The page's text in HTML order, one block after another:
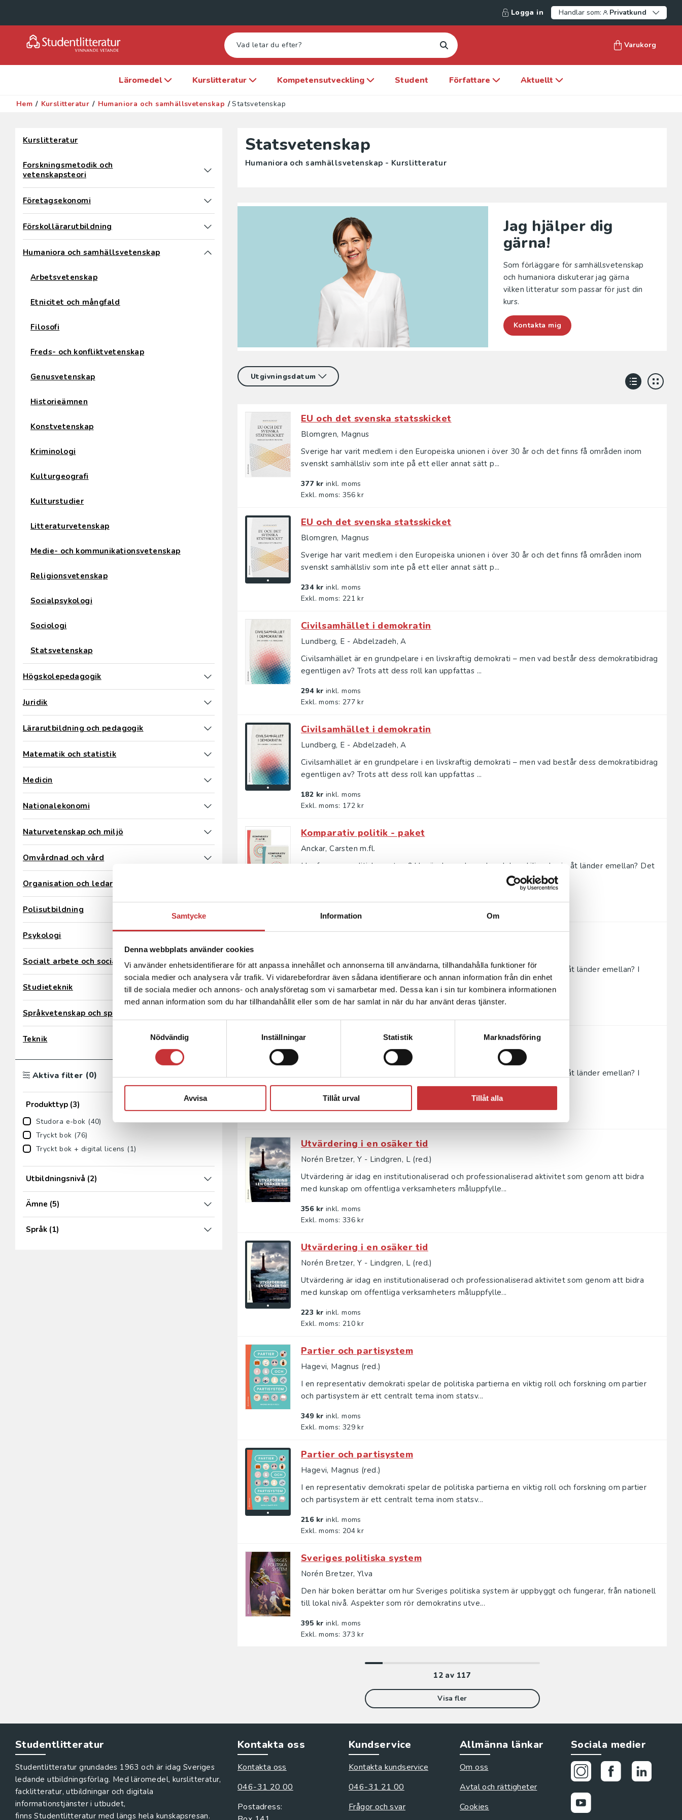
Samtycke Information Om
Denna webbplats använder cookies
Vi använder enhetsidentifierare för att anpassa innehållet och annonserna till användarna, tillhandahålla funktioner för
sociala medier och analysera vår trafik. Vi vidarebefordrar även sådana identifierare och annan information från din enhet
till de sociala medier och annons- och analysföretag som vi samarbetar med. Dessa kan i sin tur kombinera informationen
med annan information som du har tillhandahållit eller som de har samlat in när du har använt deras tjänster.
Samtyckesval
Nödvändig
Inställningar Statistik Marknadsföring
Avvisa Tillåt urval Tillåt alla
Logga in Handlar som: Privatkund
Varukorg
Läromedel Kurslitteratur Kompetensutveckling Student Författare Aktuellt
Hem / Kurslitteratur / Humaniora och samhällsvetenskap / Statsvetenskap
Kurslitteratur
Forskningsmetodik och
vetenskapsteori
Företagsekonomi
Förskollärarutbildning
Humaniora och samhällsvetenskap
Arbetsvetenskap
Etnicitet och mångfald
Filosofi
Freds- och konfliktvetenskap
Genusvetenskap
Historieämnen
Konstvetenskap
Kriminologi
Kulturgeografi
Kulturstudier
Litteraturvetenskap
Medie- och kommunikationsvetenskap
Religionsvetenskap
Socialpsykologi
Sociologi
Statsvetenskap
Högskolepedagogik
Juridik
Lärarutbildning och pedagogik
Matematik och statistik
Medicin
Nationalekonomi
Naturvetenskap och miljö
Omvårdnad och vård
Organisation och ledarskap
Polisutbildning
Psykologi
Socialt arbete och social omsorg
Studieteknik
Språkvetenskap och språkdidaktik
Teknik
Aktiva filter (0)
Produkttyp (3)
Studora e-bok (40)
Tryckt bok (76)
Tryckt bok + digital licens (1)
Utbildningsnivå (2)
Ämne (5)
Språk (1)
Statsvetenskap
Humaniora och samhällsvetenskap - Kurslitteratur
Jag hjälper dig
gärna!
Som förläggare för samhällsvetenskap
och humaniora diskuterar jag gärna
vilken litteratur som passar för just din
kurs.
Kontakta mig
EU och det svenska statsskicket
Blomgren, Magnus
Sverige har varit medlem i den Europeiska unionen i över 30 år och det finns få områden inom
svenskt samhällsliv som inte på ett eller annat sätt p...
377 kr inkl. moms
Exkl. moms: 356 kr
EU och det svenska statsskicket
Blomgren, Magnus
Sverige har varit medlem i den Europeiska unionen i över 30 år och det finns få områden inom
svenskt samhällsliv som inte på ett eller annat sätt p...
234 kr inkl. moms
Exkl. moms: 221 kr
Civilsamhället i demokratin
Lundberg, E - Abdelzadeh, A
Civilsamhället är en grundpelare i en livskraftig demokrati – men vad består dess demokratibidrag
egentligen av? Trots att dess roll kan uppfattas ...
294 kr inkl. moms
Exkl. moms: 277 kr
Civilsamhället i demokratin
Lundberg, E - Abdelzadeh, A
Civilsamhället är en grundpelare i en livskraftig demokrati – men vad består dess demokratibidrag
egentligen av? Trots att dess roll kan uppfattas ...
182 kr inkl. moms
Exkl. moms: 172 kr
Komparativ politik - paket
Anckar, Carsten m.fl.
Hur fungerar politiska system? Hur är de uppbyggda och hur skiljer de sig åt länder emellan? Det
Hur fungerar politiska system? Hur är de utformade och hur skiljer de sig åt länder emellan? I
denna bok beskrivs hur politiska system är uppbyggda...
399 krinkl. moms
Komparativ politik
Denk, T - Anckar, C (red.)
Hur fungerar politiska system? Hur är de utformade och hur skiljer de sig åt länder emellan? I
denna bok beskrivs hur politiska system är uppbyggda...
Utvärdering i en osäker tid
Norén Bretzer, Y - Lindgren, L (red.)
Utvärdering är idag en institutionaliserad och professionaliserad aktivitet som genom att bidra
med kunskap om offentliga verksamheters måluppfylle...
356 kr inkl. moms
Exkl. moms: 336 kr
Utvärdering i en osäker tid
Norén Bretzer, Y - Lindgren, L (red.)
Utvärdering är idag en institutionaliserad och professionaliserad aktivitet som genom att bidra
med kunskap om offentliga verksamheters måluppfylle...
223 kr inkl. moms
Exkl. moms: 210 kr
Partier och partisystem
Hagevi, Magnus (red.)
I en representativ demokrati spelar de politiska partierna en viktig roll och forskning om partier
och partisystem är ett centralt tema inom statsv...
349 kr inkl. moms
Exkl. moms: 329 kr
Partier och partisystem
Hagevi, Magnus (red.)
I en representativ demokrati spelar de politiska partierna en viktig roll och forskning om partier
och partisystem är ett centralt tema inom statsv...
216 kr inkl. moms
Exkl. moms: 204 kr
Sveriges politiska system
Norén Bretzer, Ylva
Den här boken berättar om hur Sveriges politiska system är uppbyggt och fungerar, från nationell
till lokal nivå. Aspekter som rör demokratins utve...
395 kr inkl. moms
Exkl. moms: 373 kr
12 av 117
Visa fler
Studentlitteratur
Studentlitteratur grundades 1963 och är idag Sveriges
ledande utbildningsförlag. Med läromedel, kurslitteratur,
facklitteratur, utbildningar och digitala
informationstjänster i utbudet,
finns Studentlitteratur med längs hela kunskapsresan.
Kontakta oss
Kontakta oss
046-31 20 00
Postadress:
Kundservice
Kontakta kundservice
046-31 21 00
Frågor och svar
Allmänna länkar
Om oss
Avtal och rättigheter
Cookies
Sociala medier